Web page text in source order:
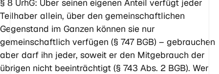
§ 8 UrhG: Über seinen eigenen Anteil verfügt jeder
Teilhaber allein, über den gemeinschaftlichen
Gegenstand im Ganzen können sie nur
gemeinschaftlich verfügen (§ 747 BGB) – gebrauchen
aber darf ihn jeder, soweit er den Mitgebrauch der
übrigen nicht beeinträchtigt (§ 743 Abs. 2 BGB). Wer